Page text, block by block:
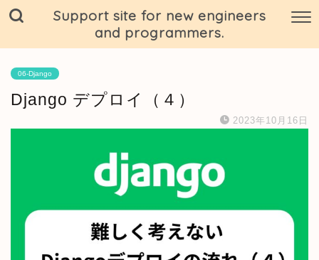
Support site for new engineers
and programmers.
06-Django
Django デプロイ（４）
2023年10月16日